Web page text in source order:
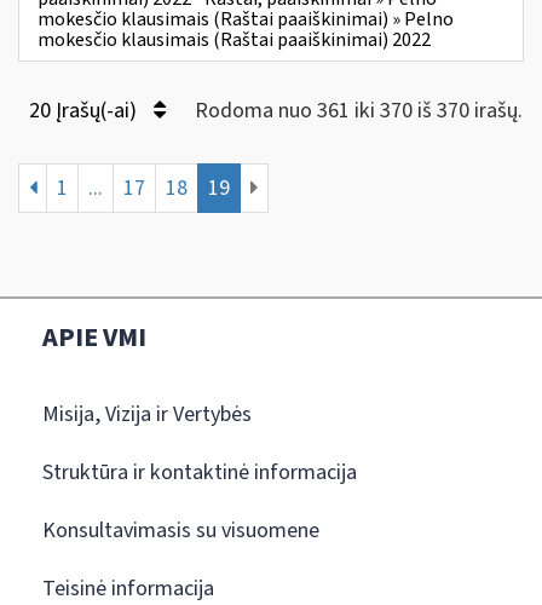
mokesčio klausimais (Raštai paaiškinimai) » Pelno
mokesčio klausimais (Raštai paaiškinimai) 2022
20 Įrašų(-ai) Rodoma nuo 361 iki 370 iš 370 irašų.
1 ... 17 18 19
APIE VMI
Misija, Vizija ir Vertybės
Struktūra ir kontaktinė informacija
Konsultavimasis su visuomene
Teisinė informacija